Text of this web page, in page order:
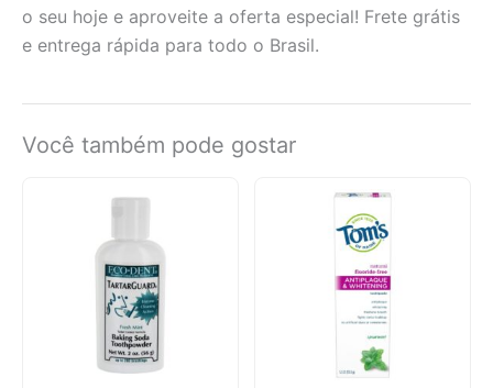
o seu hoje e aproveite a oferta especial! Frete grátis
e entrega rápida para todo o Brasil.
Você também pode gostar